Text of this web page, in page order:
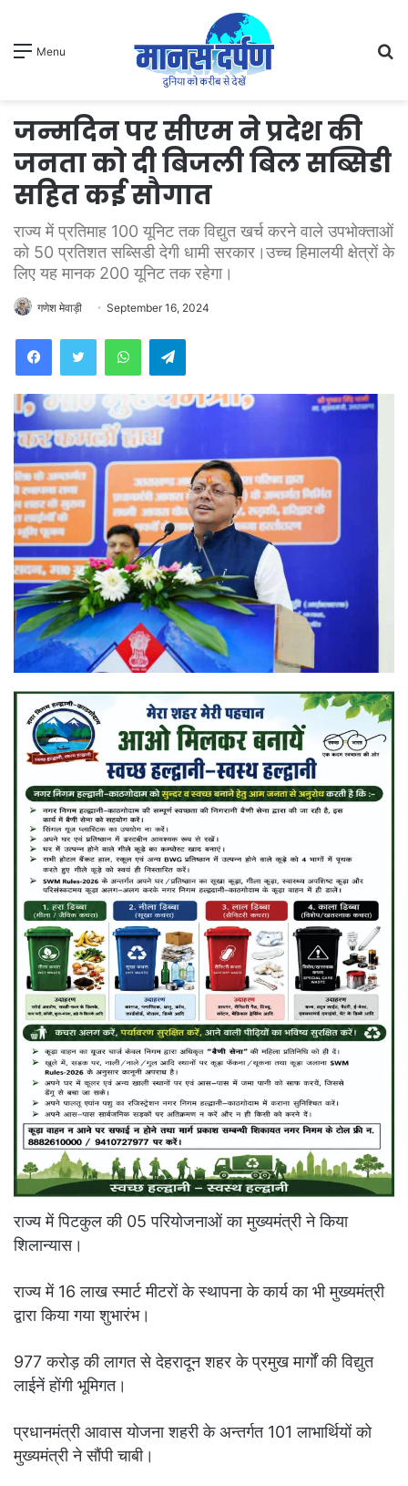
Menu
जन्मदिन पर सीएम ने प्रदेश की
जनता को दी बिजली बिल सब्सिडी
सहित कई सौगात
राज्य में प्रतिमाह 100 यूनिट तक विद्युत खर्च करने वाले उपभोक्ताओं
को 50 प्रतिशत सब्सिडी देगी धामी सरकार।उच्च हिमालयी क्षेत्रों के
लिए यह मानक 200 यूनिट तक रहेगा।
गणेश मेवाड़ी September 16, 2024
WhatsAppTelegram
राज्य में पिटकुल की 05 परियोजनाओं का मुख्यमंत्री ने किया
शिलान्यास।
राज्य में 16 लाख स्मार्ट मीटरों के स्थापना के कार्य का भी मुख्यमंत्री
द्वारा किया गया शुभारंभ।
977 करोड़ की लागत से देहरादून शहर के प्रमुख मार्गों की विद्युत
लाईनें होंगी भूमिगत।
प्रधानमंत्री आवास योजना शहरी के अन्तर्गत 101 लाभार्थियों को
मुख्यमंत्री ने सौंपी चाबी।